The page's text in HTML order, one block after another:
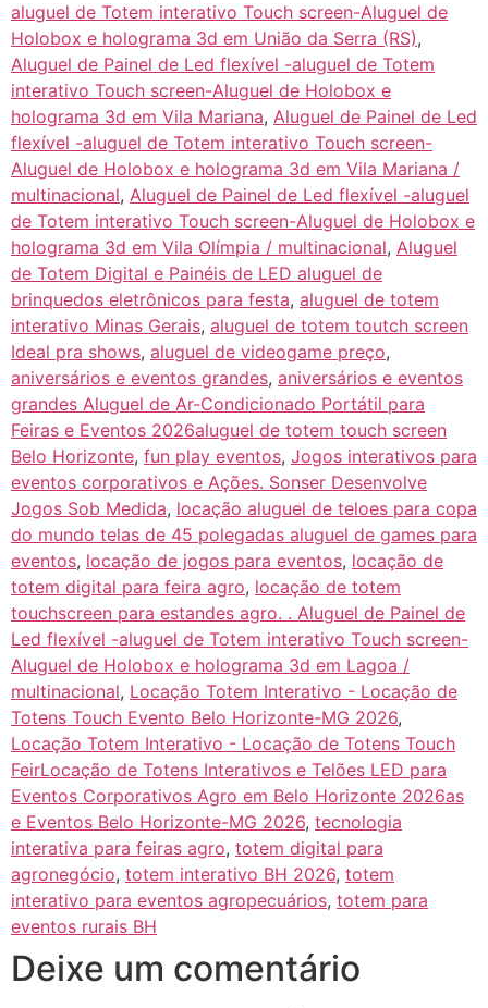
aluguel de Totem interativo Touch screen-Aluguel de
Holobox e holograma 3d em União da Serra (RS),
Aluguel de Painel de Led flexível -aluguel de Totem
interativo Touch screen-Aluguel de Holobox e
holograma 3d em Vila Mariana, Aluguel de Painel de Led
flexível -aluguel de Totem interativo Touch screen-
Aluguel de Holobox e holograma 3d em Vila Mariana /
multinacional, Aluguel de Painel de Led flexível -aluguel
de Totem interativo Touch screen-Aluguel de Holobox e
holograma 3d em Vila Olímpia / multinacional, Aluguel
de Totem Digital e Painéis de LED aluguel de
brinquedos eletrônicos para festa, aluguel de totem
interativo Minas Gerais, aluguel de totem toutch screen
Ideal pra shows, aluguel de videogame preço,
aniversários e eventos grandes, aniversários e eventos
grandes Aluguel de Ar-Condicionado Portátil para
Feiras e Eventos 2026aluguel de totem touch screen
Belo Horizonte, fun play eventos, Jogos interativos para
eventos corporativos e Ações. Sonser Desenvolve
Jogos Sob Medida, locação aluguel de teloes para copa
do mundo telas de 45 polegadas aluguel de games para
eventos, locação de jogos para eventos, locação de
totem digital para feira agro, locação de totem
touchscreen para estandes agro. . Aluguel de Painel de
Led flexível -aluguel de Totem interativo Touch screen-
Aluguel de Holobox e holograma 3d em Lagoa /
multinacional, Locação Totem Interativo - Locação de
Totens Touch Evento Belo Horizonte-MG 2026,
Locação Totem Interativo - Locação de Totens Touch
FeirLocação de Totens Interativos e Telões LED para
Eventos Corporativos Agro em Belo Horizonte 2026as
e Eventos Belo Horizonte-MG 2026, tecnologia
interativa para feiras agro, totem digital para
agronegócio, totem interativo BH 2026, totem
interativo para eventos agropecuários, totem para
eventos rurais BH
Deixe um comentário